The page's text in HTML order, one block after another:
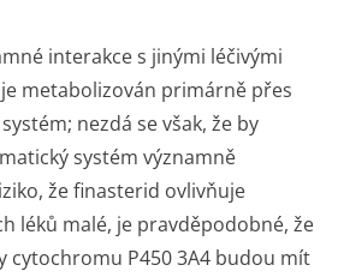
interakce s jinými léčivými
metabolizován primárně přes
nezdá se však, že by
systém významně
že finasterid ovlivňuje
léků malé, je pravděpodobné, že
P450 3A4 budou mít